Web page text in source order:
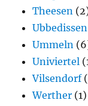
Theesen
Ubbedissen
Ummeln
Univiertel
Vilsendorf
Werther (1)